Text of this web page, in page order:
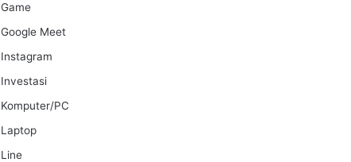
Game
Google Meet
Instagram
Investasi
Komputer/PC
Laptop
Line